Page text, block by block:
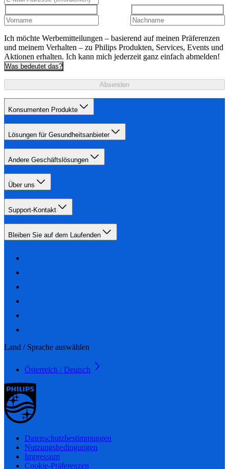
Ich möchte Werbemitteilungen – basierend auf meinen Präferenzen
und meinem Verhalten – zu Philips Produkten, Services, Events und
Aktionen erhalten. Ich kann mich jederzeit ganz einfach abmelden!
Was bedeutet das?
Absenden
Konsumenten Produkte
Lösungen für Gesundheitsanbieter
Andere Geschäftslösungen
Über uns
Support-Kontakt
Bleiben Sie auf dem Laufenden
Land / Sprache auswählen
Österreich / Deutsch
Datenschutzbestimmungen
Nutzungsbedingungen
Impressum
Cookie-Präferenzen